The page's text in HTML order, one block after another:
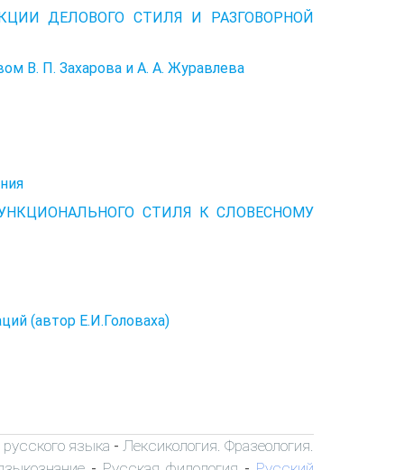
ДЕЛОВОГО СТИЛЯ И РАЗГОВОРНОЙ
В. П. Захарова и А. А. Журавлева
СТИЛЯ К СЛОВЕСНОМУ
(автор Е.И.Головаха)
языка - Лексикология. Фразеология.